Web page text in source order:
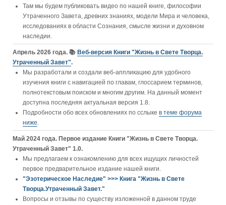
Там мы будем публиковать видео по нашей книге, философии
Утраченного Завета, древних знаниях, модели Мира и человека,
исследованиях в области Сознания, смысле жизни и духовном
наследии.
Апрель 2026 года. 📚 Веб-версия Книги "Жизнь в Свете Творца.
Утраченный Завет".
Мы разработали и создали веб-аппликацию для удобного
изучения книги c навигацией по главам, глоссарием терминов,
полнотекстовым поиском и многим другим. На данный момент
доступна последняя актуальная версия 1.8.
Подробности обо всех обновлениях по сслыке в теме форума
ниже.
Май 2024 года. Первое издание Книги "Жизнь в Свете Творца.
Утраченный Завет" 1.0.
Мы предлагаем к ознакомлению для всех ищущих личностей
первое предварительное издание нашей книги.
"Эзотерическое Наследие" >>> Книга "Жизнь в Свете
Творца.Утраченный Завет."
Вопросы и отзывы по существу изложенной в данном труде